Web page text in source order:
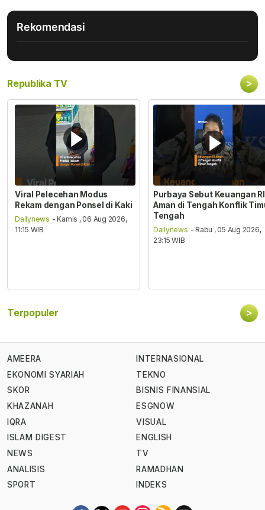
Rekomendasi
Republika TV >
Viral Pelecehan Modus
Rekam dengan Ponsel di Kaki
Dailynews - Kamis , 06 Aug 2026,
11:15 WIB
Purbaya Sebut Keuangan RI
Aman di Tengah Konflik
Tengah
Dailynews - Rabu , 05 Aug 2026,
23:15 WIB
Terpopuler >
AMEERA
EKONOMI SYARIAH
SKOR
KHAZANAH
IQRA
ISLAM DIGEST
NEWS
ANALISIS
SPORT
INTERNASIONAL
TEKNO
BISNIS FINANSIAL
ESGNOW
VISUAL
ENGLISH
TV
RAMADHAN
INDEKS